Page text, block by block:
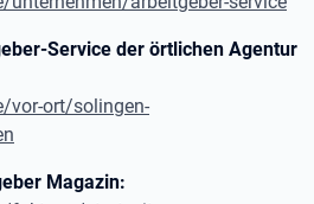
Service der örtlichen Agentur
vor-ort/solingen-
Magazin: